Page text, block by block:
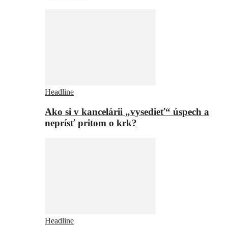
Headline
Ako si v kancelárii „vysedieť“ úspech a
neprísť pritom o krk?
Headline